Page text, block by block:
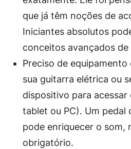
que já têm noções de
Iniciantes absolutos
conceitos avançados
Preciso de equipamento
sua guitarra elétrica ou
dispositivo para acessar
tablet ou PC). Um pedal
pode enriquecer o som,
obrigatório.